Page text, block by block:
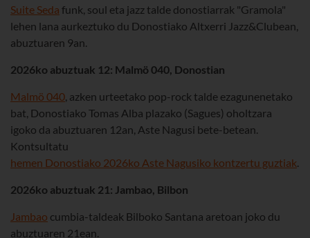
Suite Seda funk, soul eta jazz talde donostiarrak "Gramola"
lehen lana aurkeztuko du Donostiako Altxerri Jazz&Clubean,
abuztuaren 9an.
2026ko abuztuak 12: Malmö 040, Donostian
Malmö 040, azken urteetako pop-rock talde ezagunenetako
bat, Donostiako Tomas Alba plazako (Sagues) oholtzara
igoko da abuztuaren 12an, Aste Nagusi bete-betean.
Kontsultatu
hemen Donostiako 2026ko Aste Nagusiko kontzertu guztiak.
2026ko abuztuak 21: Jambao, Bilbon
Jambao cumbia-taldeak Bilboko Santana aretoan joko du
abuztuaren 21ean.